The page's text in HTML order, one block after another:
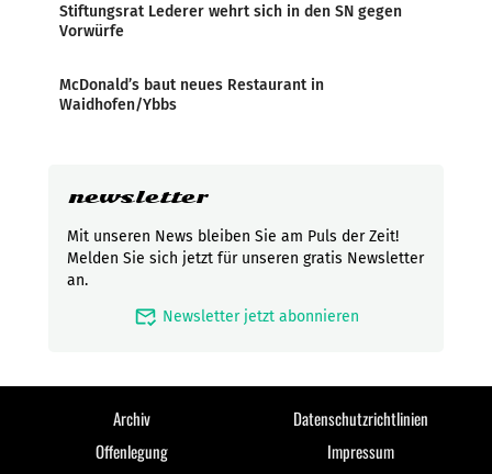
Stiftungsrat Lederer wehrt sich in den SN gegen
Vorwürfe
McDonald’s baut neues Restaurant in
Waidhofen/Ybbs
newsletter
Mit unseren News bleiben Sie am Puls der Zeit!
Melden Sie sich jetzt für unseren gratis Newsletter
an.
mark_email_read Newsletter jetzt abonnieren
Archiv
Datenschutzrichtlinien
Offenlegung
Impressum